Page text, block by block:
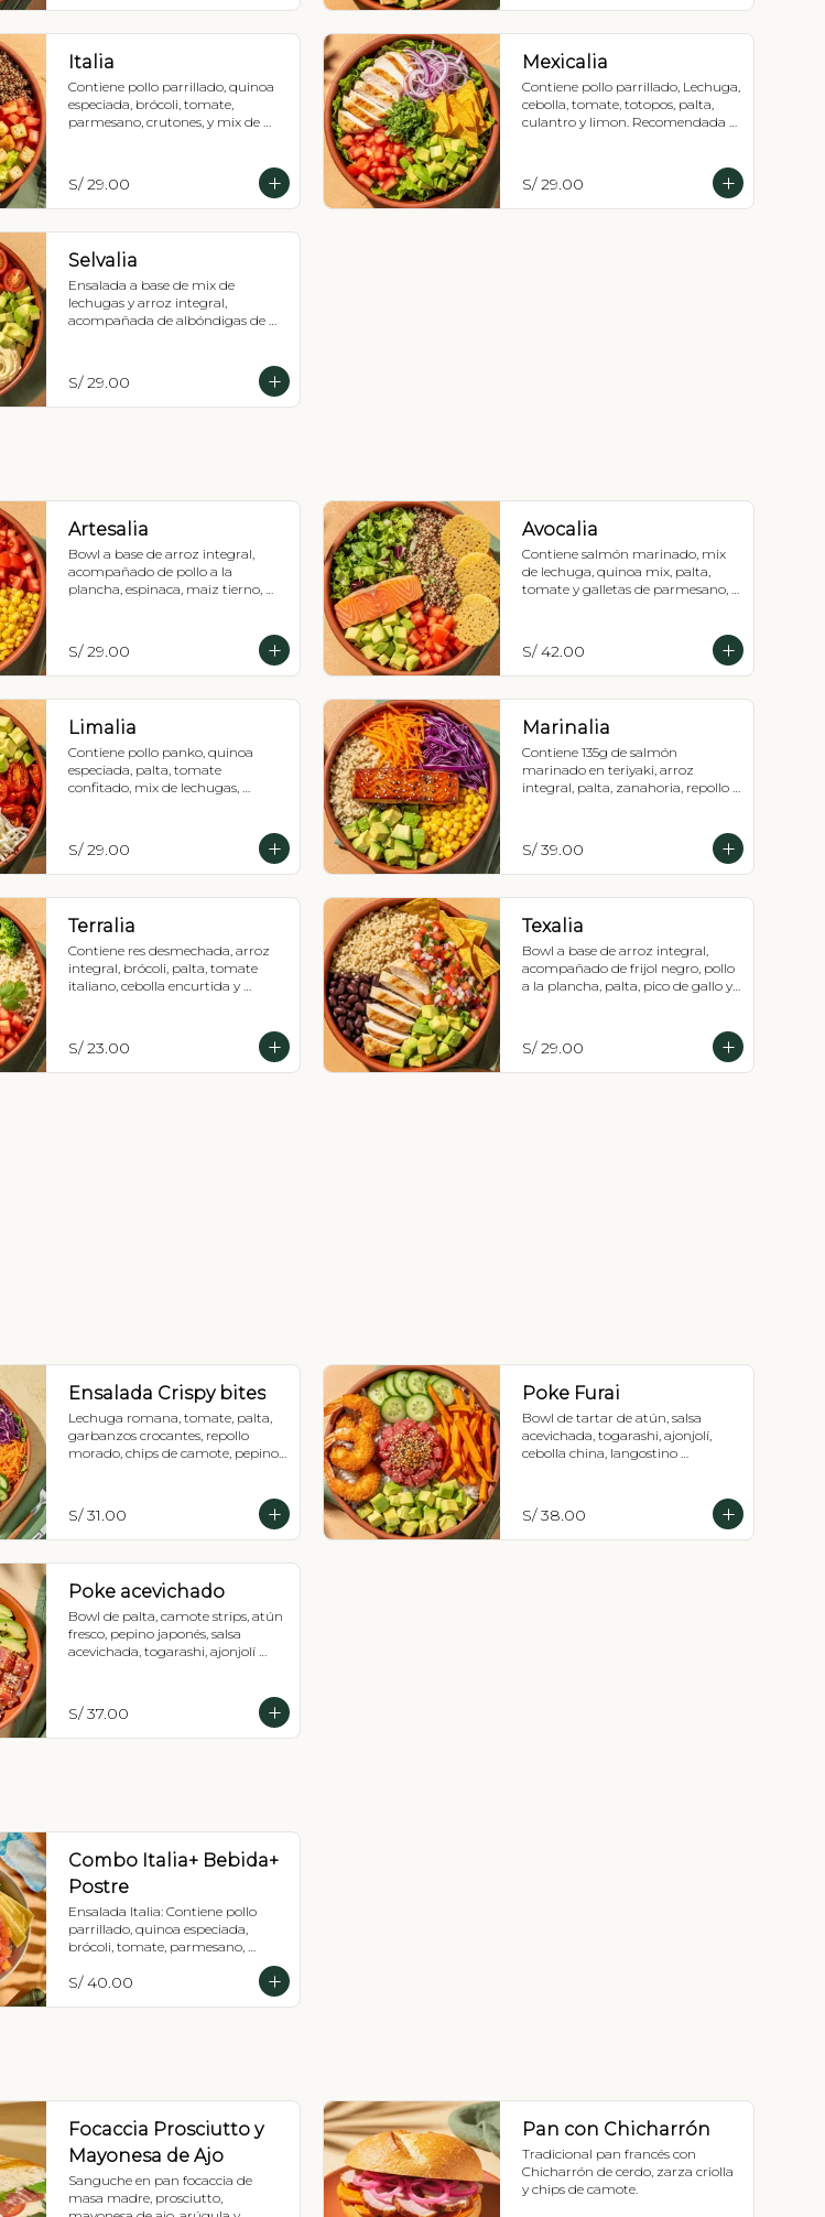
Italia
Contiene pollo parrillado, quinoa
especiada, brócoli, tomate,
parmesano, crutones, y mix de
S/ 29.00
Mexicalia
Contiene pollo parrillado, Lechuga,
cebolla, tomate, totopos, palta,
culantro y limon. Recomendada
S/ 29.00
Selvalia
Ensalada a base de mix de
lechugas y arroz integral,
acompañada de albóndigas de
Recomendada con vinagreta
Balsámica
S/ 29.00
Artesalia
Bowl a base de arroz integral,
acompañado de pollo a la
plancha, espinaca, maiz tierno,
S/ 29.00
Avocalia
Contiene salmón marinado, mix
de lechuga, quinoa mix, palta,
tomate y galletas de parmesano,
S/ 42.00
Limalia
Contiene pollo panko, quinoa
especiada, palta, tomate
confitado, mix de lechugas,
S/ 29.00
Marinalia
Contiene 135g de salmón
marinado en teriyaki, arroz
integral, palta, zanahoria, repollo
balsámica.
S/ 39.00
Terralia
Contiene res desmechada, arroz
integral, brócoli, palta, tomate
italiano, cebolla encurtida y
S/ 23.00
Texalia
Bowl a base de arroz integral,
acompañado de frijol negro, pollo
a la plancha, palta, pico de gallo y
S/ 29.00
Ensalada Crispy bites
Lechuga romana, tomate, palta,
garbanzos crocantes, repollo
morado, chips de camote, pepino,
S/ 31.00
Poke Furai
Bowl de tartar de atún, salsa
acevichada, togarashi, ajonjolí,
cebolla china, langostino
romana o arroz de sushi.
S/ 38.00
Poke acevichado
Bowl de palta, camote strips, atún
fresco, pepino japonés, salsa
acevichada, togarashi, ajonjolí
de sushi.
S/ 37.00
Combo Italia+ Bebida+
Postre
Ensalada Italia: Contiene pollo
parrillado, quinoa especiada,
brócoli, tomate, parmesano,
Recomendada con vinagreta de
S/ 40.00
Focaccia Prosciutto y
Mayonesa de Ajo
Sanguche en pan focaccia de
masa madre, prosciutto,
Pan con Chicharrón
Tradicional pan francés con
Chicharrón de cerdo, zarza criolla
y chips de camote.